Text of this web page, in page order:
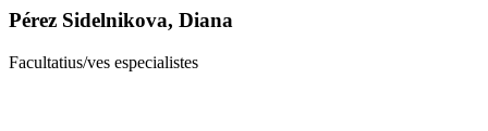
Pérez Sidelnikova, Diana
Facultatius/ves especialistes